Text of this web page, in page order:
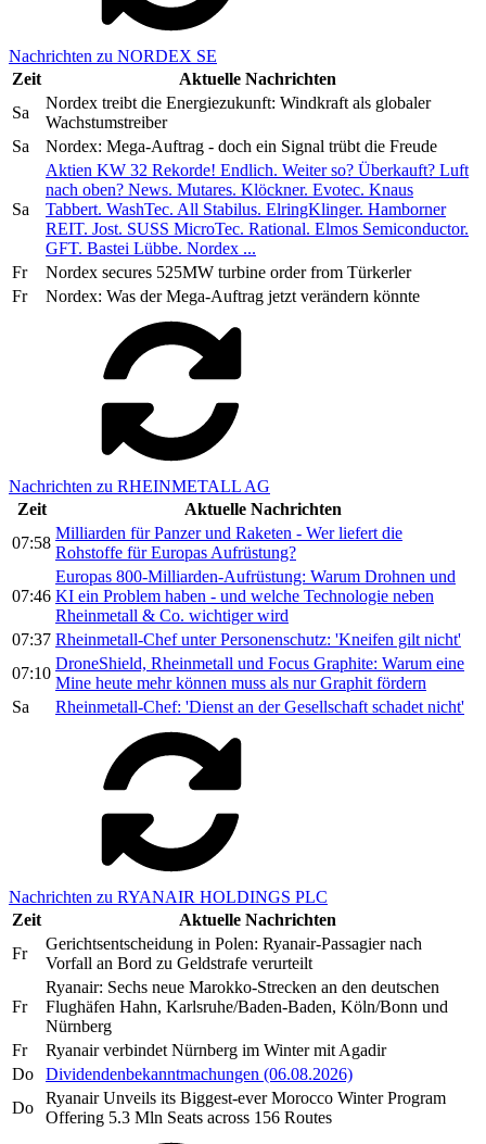
Nachrichten zu NORDEX SE
Zeit
Aktuelle Nachrichten
Sa
Nordex treibt die Energiezukunft: Windkraft als globaler
Wachstumstreiber
Sa
Nordex: Mega-Auftrag - doch ein Signal trübt die Freude
Sa
Aktien KW 32 Rekorde! Endlich. Weiter so? Überkauft? Luft
nach oben? News. Mutares. Klöckner. Evotec. Knaus
Tabbert. WashTec. All Stabilus. ElringKlinger. Hamborner
REIT. Jost. SUSS MicroTec. Rational. Elmos Semiconductor.
GFT. Bastei Lübbe. Nordex ...
Fr
Nordex secures 525MW turbine order from Türkerler
Fr
Nordex: Was der Mega-Auftrag jetzt verändern könnte
Nachrichten zu RHEINMETALL AG
Zeit
Aktuelle Nachrichten
07:58
Milliarden für Panzer und Raketen - Wer liefert die
Rohstoffe für Europas Aufrüstung?
07:46
Europas 800-Milliarden-Aufrüstung: Warum Drohnen und
KI ein Problem haben - und welche Technologie neben
Rheinmetall & Co. wichtiger wird
07:37 Rheinmetall-Chef unter Personenschutz: 'Kneifen gilt nicht'
07:10
DroneShield, Rheinmetall und Focus Graphite: Warum eine
Mine heute mehr können muss als nur Graphit fördern
Sa
Rheinmetall-Chef: 'Dienst an der Gesellschaft schadet nicht'
Nachrichten zu RYANAIR HOLDINGS PLC
Zeit
Aktuelle Nachrichten
Fr
Gerichtsentscheidung in Polen: Ryanair-Passagier nach
Vorfall an Bord zu Geldstrafe verurteilt
Fr
Ryanair: Sechs neue Marokko-Strecken an den deutschen
Flughäfen Hahn, Karlsruhe/Baden-Baden, Köln/Bonn und
Nürnberg
Fr
Ryanair verbindet Nürnberg im Winter mit Agadir
Do
Dividendenbekanntmachungen (06.08.2026)
Do
Ryanair Unveils its Biggest-ever Morocco Winter Program
Offering 5.3 Mln Seats across 156 Routes